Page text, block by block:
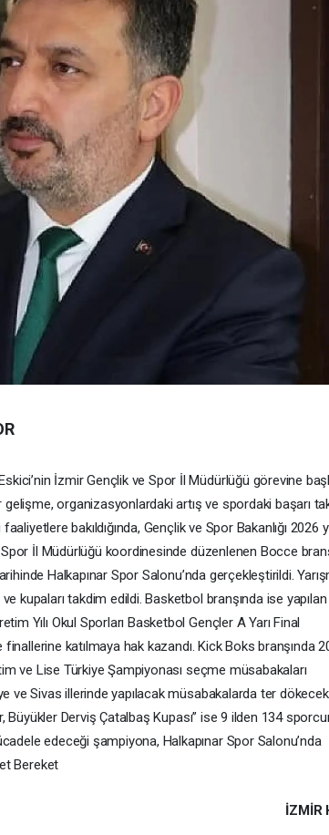
İzmir Gençlik ve Spor İl Müdürlüğü görevine
organizasyonlardaki artış ve spordaki başarı
bakıldığında, Gençlik ve Spor Bakanlığı 2026
İl Müdürlüğü koordinesinde düzenlenen Bocce
Halkapınar Spor Salonu’nda gerçekleştirildi.
kupaları takdim edildi. Basketbol branşında ise yapılan
Yılı Okul Sporları Basketbol Gençler A Yarı Final
katılmaya hak kazandı. Kick Boks branşında
ve Lise Türkiye Şampiyonası seçme müsabakaları
ve Sivas illerinde yapılacak müsabakalarda ter
Büyükler Derviş Çatalbaş Kupası” ise 9 ilden 134
edeceği şampiyona, Halkapınar Spor Salonu’nda
Bereket
İZMIR